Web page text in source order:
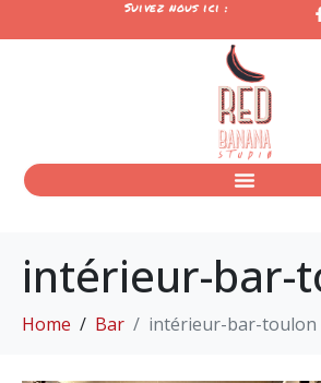
Suivez nous ici :
intérieur-bar-
Home Bar intérieur-bar-toulon